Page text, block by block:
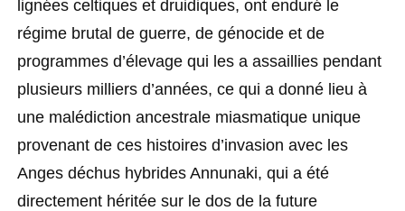
lignées celtiques et druidiques, ont enduré le
régime brutal de guerre, de génocide et de
programmes d’élevage qui les a assaillies pendant
plusieurs milliers d’années, ce qui a donné lieu à
une malédiction ancestrale miasmatique unique
provenant de ces histoires d’invasion avec les
Anges déchus hybrides Annunaki, qui a été
directement héritée sur le dos de la future